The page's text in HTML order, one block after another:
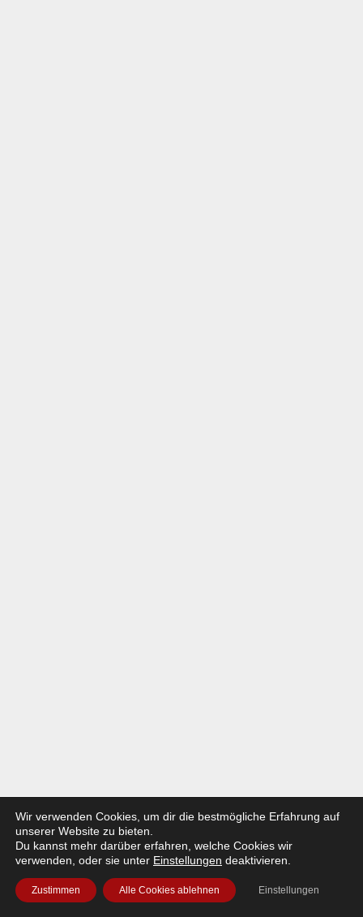
Wir verwenden Cookies, um dir die bestmögliche Erfahrung auf
unserer Website zu bieten.
Du kannst mehr darüber erfahren, welche Cookies wir
verwenden, oder sie unter Einstellungen deaktivieren.
Zustimmen Alle Cookies ablehnen Einstellungen